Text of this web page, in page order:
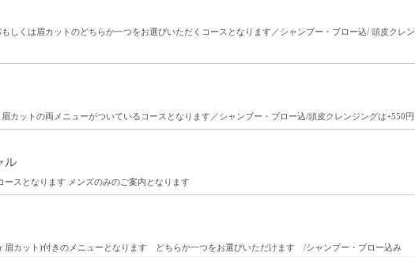
くは眉カットのどちらか一つをお選びいただくコースとなります／シャンプー・ブロー込/ 頭皮クレン
ットの両メニューがついているコースとなります／シャンプー・ブロー込/頭皮クレンジングは+550円
ル
スとなります メンズのみのご案内となります
カット)付きのメニューとなります どちらか一つをお選びいただけます /シャンプー・ブロー込み